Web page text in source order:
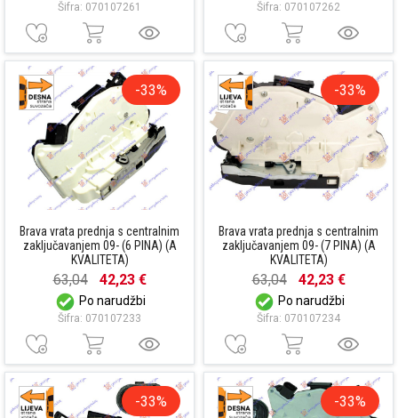
Šifra: 070107261 Šifra: 070107262
-33%
Brava vrata prednja s centralnim
zaključavanjem 09- (6 PINA) (A
KVALITETA)
63,04 42,23 €
Po narudžbi
Šifra: 070107233
-33%
Brava vrata prednja s centralnim
zaključavanjem 09- (7 PINA) (A
KVALITETA)
63,04 42,23 €
Po narudžbi
Šifra: 070107234
-33% -33%